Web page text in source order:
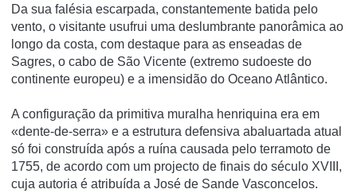
Da sua falésia escarpada, constantemente batida pelo
vento, o visitante usufrui uma deslumbrante panorâmica ao
longo da costa, com destaque para as enseadas de
Sagres, o cabo de São Vicente (extremo sudoeste do
continente europeu) e a imensidão do Oceano Atlântico.
A configuração da primitiva muralha henriquina era em
«dente-de-serra» e a estrutura defensiva abaluartada atual
só foi construída após a ruína causada pelo terramoto de
1755, de acordo com um projecto de finais do século XVIII,
cuja autoria é atribuída a José de Sande Vasconcelos.